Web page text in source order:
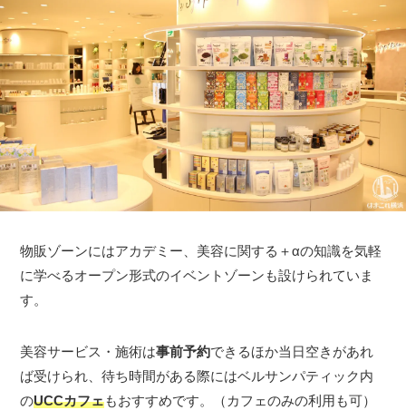
物販ゾーンにはアカデミー、美容に関する＋αの知識を気軽
に学べるオープン形式のイベントゾーンも設けられていま
す。
美容サービス・施術は事前予約できるほか当日空きがあれ
ば受けられ、待ち時間がある際にはベルサンパティック内
のUCCカフェもおすすめです。（カフェのみの利用も可）